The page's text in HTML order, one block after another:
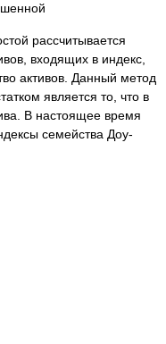
рассчитывается
входящих в индекс,
активов. Данный метод
является то, что в
В настоящее время
семейства Доу-